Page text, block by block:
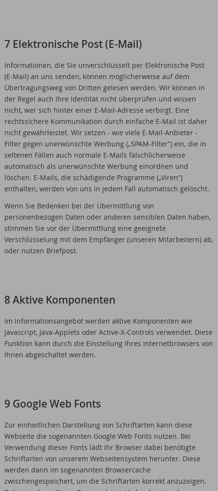
7 Elektronische Post (E-Mail)
Informationen, die Sie unverschlüsselt per Elektronische Post
(E-Mail) an uns senden, können möglicherweise auf dem
Übertragungsweg von Dritten gelesen werden. Wir können in
der Regel auch Ihre Identität nicht überprüfen und wissen
nicht, wer sich hinter einer E-Mail-Adresse verbirgt. Eine
rechtssichere Kommunikation durch einfache E-Mail ist daher
nicht gewährleistet. Wir setzen - wie viele E-Mail-Anbieter -
Filter gegen unerwünschte Werbung („SPAM-Filter“) ein, die in
seltenen Fällen auch normale E-Mails fälschlicherweise
automatisch als unerwünschte Werbung einordnen und
löschen. E-Mails, die schädigende Programme („Viren“)
enthalten, werden von uns in jedem Fall automatisch gelöscht.
Wenn Sie Bedenken bei der Übermittlung von
personenbezogen Daten oder anderen sensiblen Daten haben,
stimmen Sie vor der Übermittlung eine geeignete
Verschlüsselung mit dem Empfänger (unseren Mitarbeitern) ab,
oder nutzen Briefpost.
8 Aktive Komponenten
Im Informationsangebot werden aktive Komponenten wie
Javascript, Java-Applets oder Active-X-Controls verwendet. Diese
Funktion kann durch die Einstellung Ihres Internetbrowsers von
Ihnen abgeschaltet werden.
9 Google Web Fonts
Zur einheitlichen Darstellung von Schriftarten kann diese
Webseite die sogenannten Google Web Fonts nutzen. Bei
Verwendung dieser Fonts lädt Ihr Browser dabei benötigte
Schriftarten von unserem Webseitensystem herunter. Diese
werden dann im sogenannten Browsercache
zwischengespeichert, um die Schriftarten korrekt anzuzeigen.